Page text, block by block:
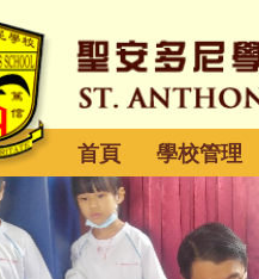
首頁 學校管理